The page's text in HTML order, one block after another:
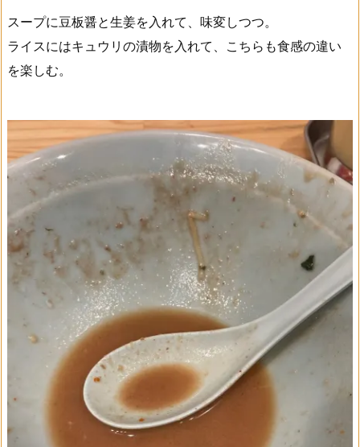
スープに豆板醤と生姜を入れて、味変しつつ。
ライスにはキュウリの漬物を入れて、こちらも食感の違い
を楽しむ。